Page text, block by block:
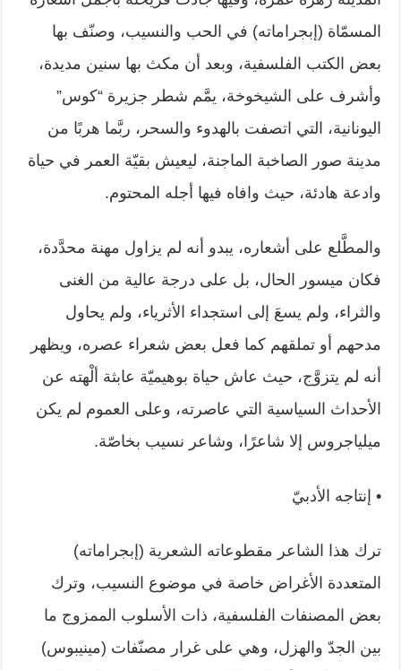
المسمّاة (إبجراماته) ‏في الحب والنسيب، وصنّف بها
بعض الكتب الفلسفية، وبعد أن مكث بها سنين مديدة،
‏وأشرف على الشيخوخة، يمَّم شطر جزيرة “كوس”
اليونانية، التي اتصفت بالهدوء ‏والسحر، ربَّما هربًا من
مدينة صور الصاخبة الماجنة، ليعيش بقيّة العمر في حياة
‏وادعة هادئة، حيث وافاه فيها أجله المحتوم.‏
والمطَّلع على أشعاره، يبدو أنه لم يزاول مهنة محدَّدة،
فكان ميسور الحال، بل على ‏درجة عالية من الغنى
والثراء، ولم يسعَ إلى استجداء الأثرياء، ولم يحاول
مدحهم أو ‏تملقهم كما فعل بعض شعراء عصره، ويظهر
أنه لم يتزوَّج، حيث عاش حياة بوهيميّة ‏عابثة ألْهته عن
الأحداث السياسية التي عاصرته، وعلى العموم لم يكن
ميلياجروس إلا ‏شاعرًا، وشاعر نسيب بخاصّة.‏
• إنتاجه الأدبيّ
ترك هذا الشاعر مقطوعاته الشعرية (إبجراماته)
المتعددة الأغراض خاصة في ‏موضوع النسيب، وترك
بعض المصنفات الفلسفية، ذات الأسلوب الممزوج ما
بين ‏الجدّ والهزل، وهي على غرار مصنّفات (مينيبوس)